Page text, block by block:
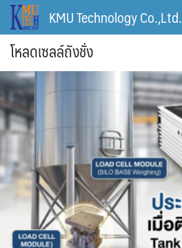
Skip
content
KMU Technology Co.,Ltd.
โหลดเซลล์ถังชั่ง